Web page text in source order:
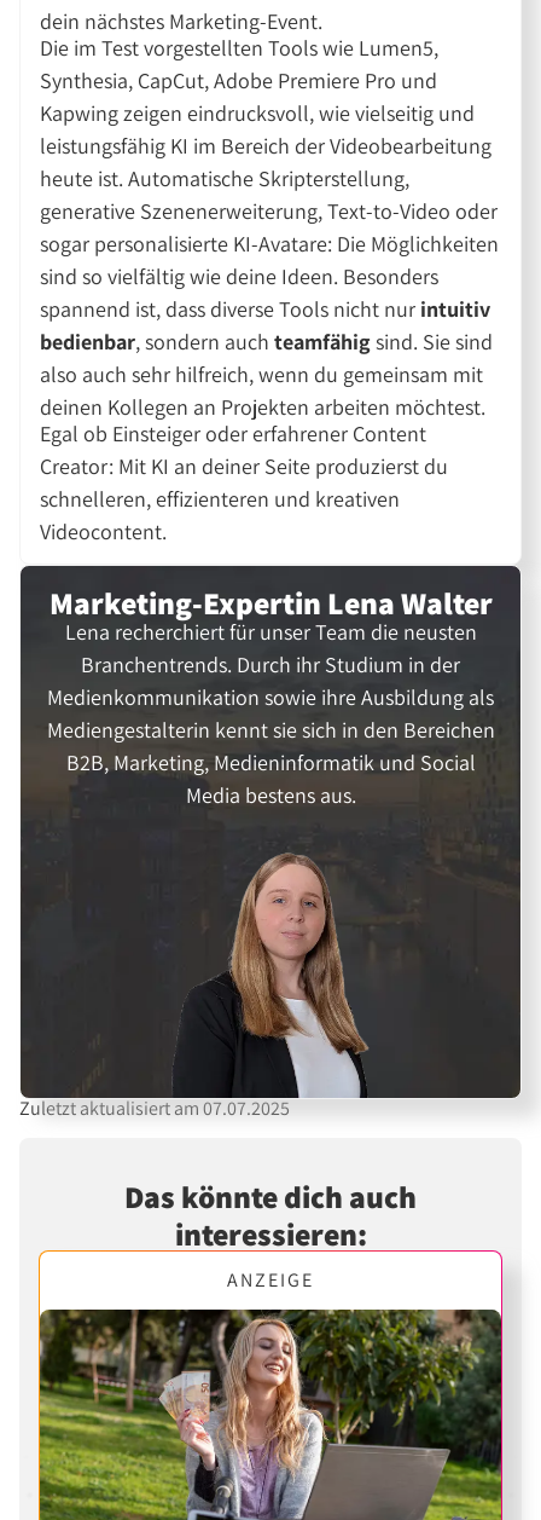
dein nächstes Marketing-Event.
Die im Test vorgestellten Tools wie Lumen5,
Synthesia, CapCut, Adobe Premiere Pro und
Kapwing zeigen eindrucksvoll, wie vielseitig und
leistungsfähig KI im Bereich der Videobearbeitung
heute ist. Automatische Skripterstellung,
generative Szenenerweiterung, Text-to-Video oder
sogar personalisierte KI-Avatare: Die Möglichkeiten
sind so vielfältig wie deine Ideen. Besonders
spannend ist, dass diverse Tools nicht nur intuitiv
bedienbar, sondern auchteamfähigsind. Sie sind
also auch sehr hilfreich, wenn du gemeinsam mit
deinen Kollegen an Projekten arbeiten möchtest.
Egal ob Einsteiger oder erfahrener Content
Creator: Mit KI an deiner Seite produzierst du
schnelleren, effizienteren und kreativen
Videocontent.
Marketing-Expertin Lena Walter
Lena recherchiert für unser Team die neusten
Branchentrends. Durch ihr Studium in der
Medienkommunikation sowie ihre Ausbildung als
Mediengestalterin kennt sie sich in den Bereichen
B2B, Marketing, Medieninformatik und Social
Media bestens aus.
Zuletzt aktualisiert am 07.07.2025
Das könnte dich auch
interessieren:
ANZEIGE